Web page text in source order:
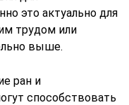
это актуально для
трудом или
выше.
ран и
способствовать